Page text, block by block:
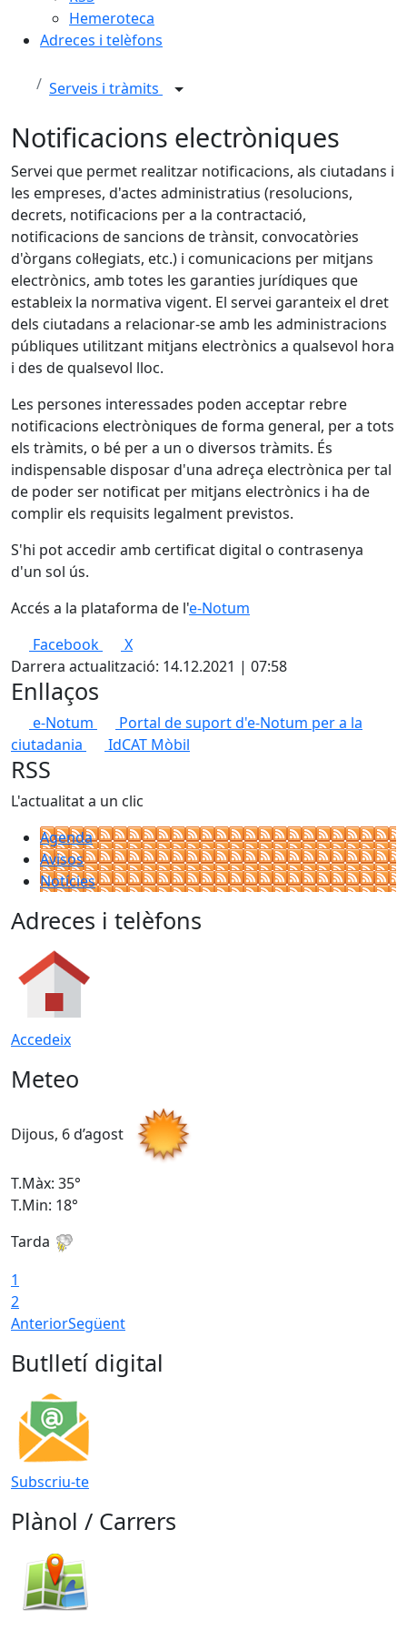
Hemeroteca
Adreces i telèfons
Serveis i tràmits
Notificacions electròniques
Servei que permet realitzar notificacions, als ciutadans i
les empreses, d'actes administratius (resolucions,
decrets, notificacions per a la contractació,
notificacions de sancions de trànsit, convocatòries
d'òrgans col·legiats, etc.) i comunicacions per mitjans
electrònics, amb totes les garanties jurídiques que
estableix la normativa vigent. El servei garanteix el dret
dels ciutadans a relacionar-se amb les administracions
públiques utilitzant mitjans electrònics a qualsevol hora
i des de qualsevol lloc.
Les persones interessades poden acceptar rebre
notificacions electròniques de forma general, per a tots
els tràmits, o bé per a un o diversos tràmits. És
indispensable disposar d'una adreça electrònica per tal
de poder ser notificat per mitjans electrònics i ha de
complir els requisits legalment previstos.
S'hi pot accedir amb certificat digital o contrasenya
d'un sol ús.
Accés a la plataforma de l'e-Notum
Facebook
X
Darrera actualització: 14.12.2021 | 07:58
Enllaços
e-Notum
Portal de suport d'e-Notum per a la
ciutadania
IdCAT Mòbil
RSS
L'actualitat a un clic
Agenda
Avisos
Notícies
Adreces i telèfons
Accedeix
Meteo
Dijous, 6 d’agost
T.Màx: 35°
T.Min: 18°
Tarda
1
2
AnteriorSegüent
Butlletí digital
Subscriu-te
Plànol / Carrers